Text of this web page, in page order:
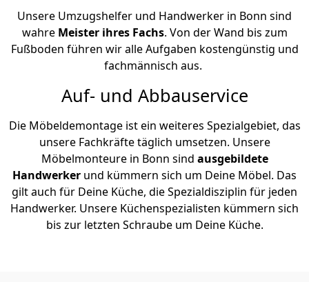
Unsere Umzugshelfer und Handwerker in Bonn sind
wahre Meister ihres Fachs. Von der Wand bis zum
Fußboden führen wir alle Aufgaben kostengünstig und
fachmännisch aus.
Auf- und Abbauservice
Die Möbeldemontage ist ein weiteres Spezialgebiet, das
unsere Fachkräfte täglich umsetzen. Unsere
Möbelmonteure in Bonn sind ausgebildete
Handwerker und kümmern sich um Deine Möbel. Das
gilt auch für Deine Küche, die Spezialdisziplin für jeden
Handwerker. Unsere Küchenspezialisten kümmern sich
bis zur letzten Schraube um Deine Küche.